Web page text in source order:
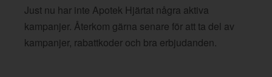
Just nu har inte Apotek Hjärtat några aktiva
kampanjer. Återkom gärna senare för att ta del av
kampanjer, rabattkoder och bra erbjudanden.